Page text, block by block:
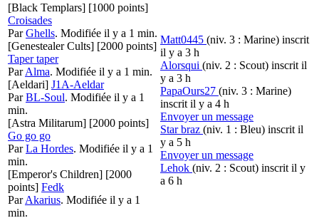
[Black Templars] [1000 points]
Croisades
ParGhells. Modifiée il y a 1 min.
[Genestealer Cults] [2000 points]
Taper taper
ParAlma. Modifiée il y a 1 min.
[Aeldari] J1A-Aeldar
ParBL-Soul. Modifiée il y a 1
min.
[Astra Militarum] [2000 points]
Go go go
ParLa Hordes. Modifiée il y a 1
min.
[Emperor's Children] [2000
points] Fedk
ParAkarius. Modifiée il y a 1
min.
Matt0445 (niv. 3 : Marine) inscrit
il y a 3 h
Alorsqui (niv. 2 : Scout) inscrit il
y a 3 h
PapaOurs27 (niv. 3 : Marine)
inscrit il y a 4 h
Envoyer un message
Star braz (niv. 1 : Bleu) inscrit il
y a 5 h
Envoyer un message
Lehok (niv. 2 : Scout) inscrit il y
a 6 h